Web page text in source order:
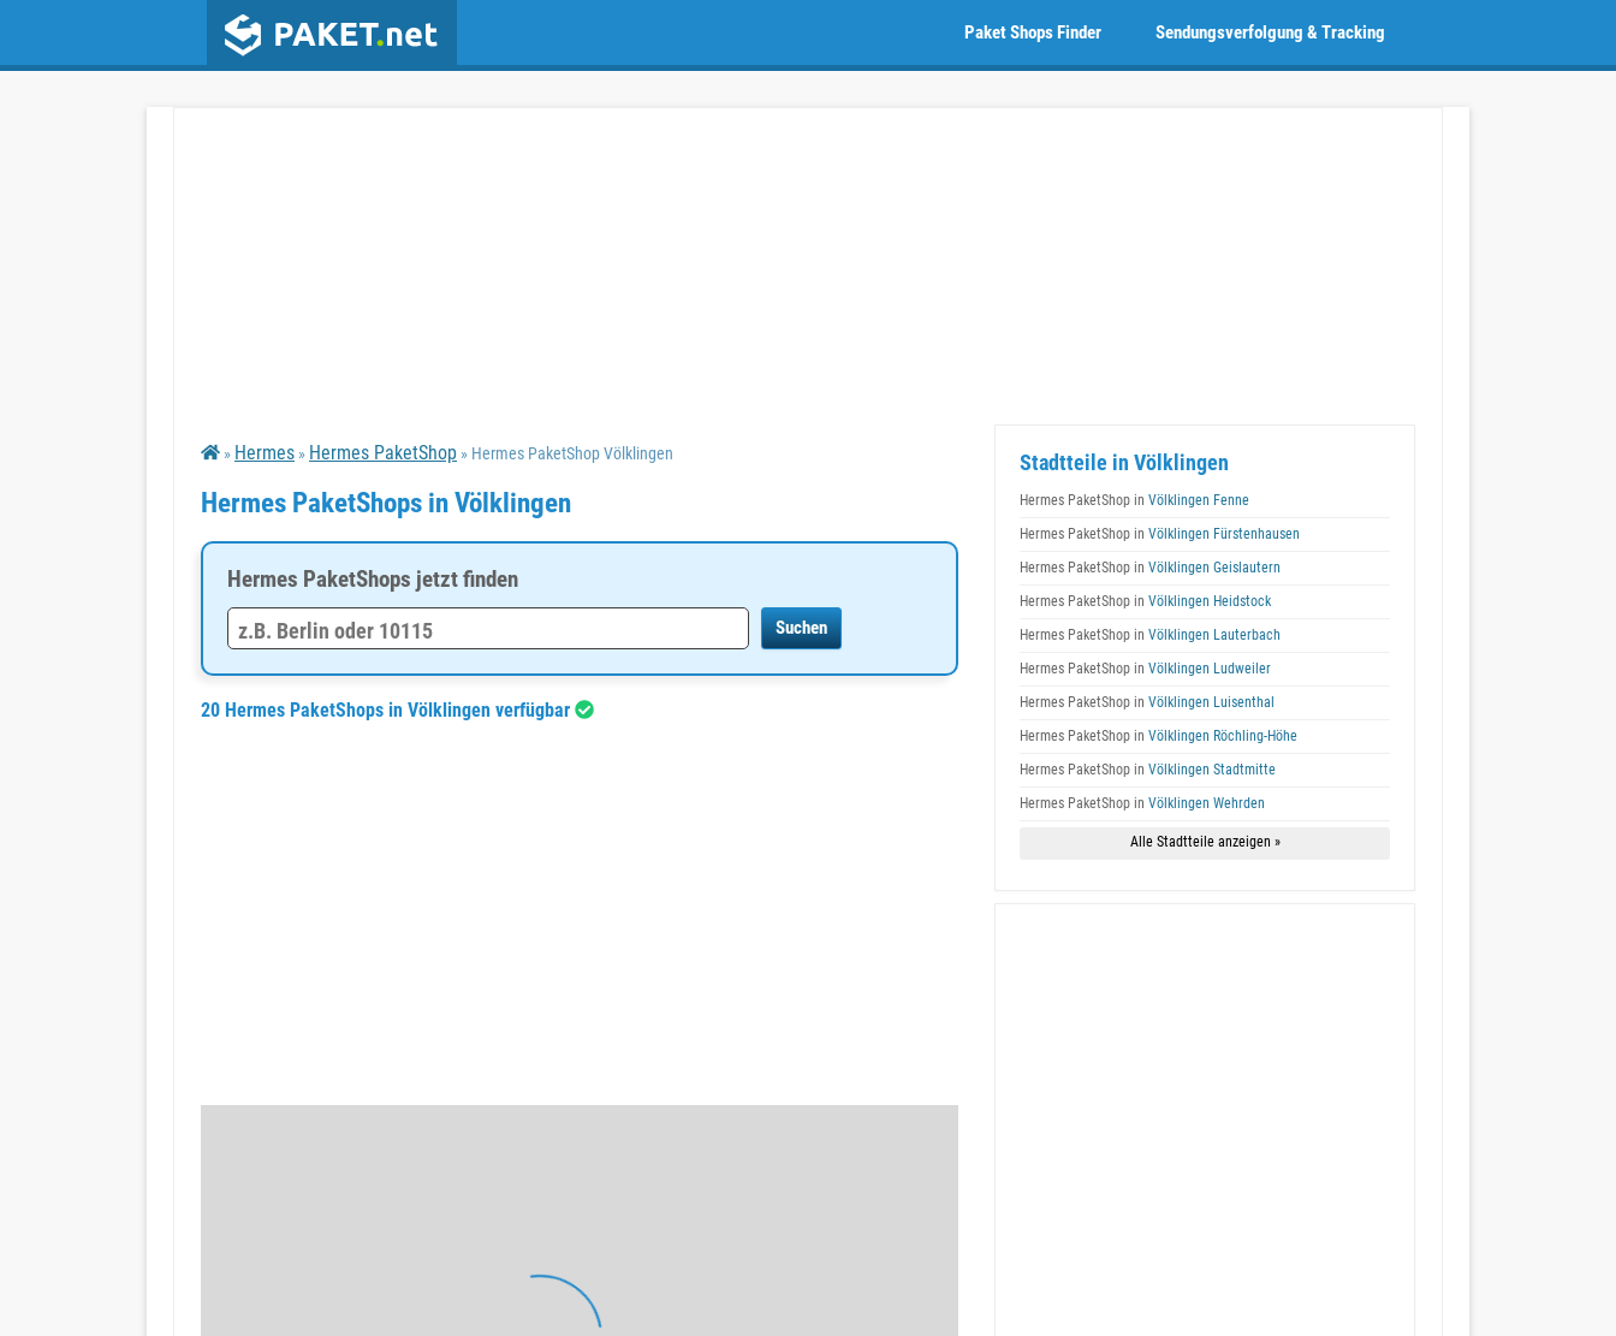
Sendungsverfolgung & Tracking
Paket Shops Finder
» Hermes » Hermes PaketShop » Hermes PaketShop Völklingen
Hermes PaketShops in Völklingen
Hermes PaketShops jetzt finden
20 Hermes PaketShops in Völklingen verfügbar
Stadtteile in Völklingen
Hermes PaketShop in Völklingen Fenne
Hermes PaketShop in Völklingen Fürstenhausen
Hermes PaketShop in Völklingen Geislautern
Hermes PaketShop in Völklingen Heidstock
Hermes PaketShop in Völklingen Lauterbach
Hermes PaketShop in Völklingen Ludweiler
Hermes PaketShop in Völklingen Luisenthal
Hermes PaketShop in Völklingen Röchling-Höhe
Hermes PaketShop in Völklingen Stadtmitte
Hermes PaketShop in Völklingen Wehrden
Alle Stadtteile anzeigen »